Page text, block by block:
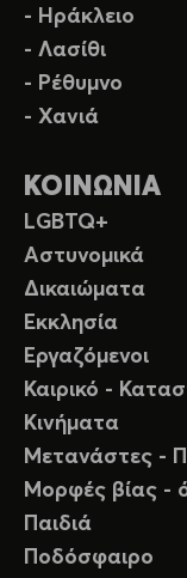
- Ηράκλειο
- Λασίθι
- Ρέθυμνο
- Χανιά
ΚΟΙΝΩΝΙΑ
LGBTQ+
Αστυνομικά
Δικαιώματα
Εκκλησία
Εργαζόμενοι
Καιρικό -
Κινήματα
Μετανάστες -
Μορφές βίας -
Παιδιά
Ποδόσφαιρο